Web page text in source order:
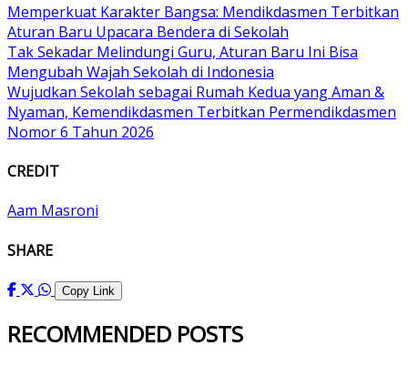
Memperkuat Karakter Bangsa: Mendikdasmen Terbitkan
Aturan Baru Upacara Bendera di Sekolah
Tak Sekadar Melindungi Guru, Aturan Baru Ini Bisa
Mengubah Wajah Sekolah di Indonesia
Wujudkan Sekolah sebagai Rumah Kedua yang Aman &
Nyaman, Kemendikdasmen Terbitkan Permendikdasmen
Nomor 6 Tahun 2026
CREDIT
Aam Masroni
SHARE
Copy Link
RECOMMENDED POSTS